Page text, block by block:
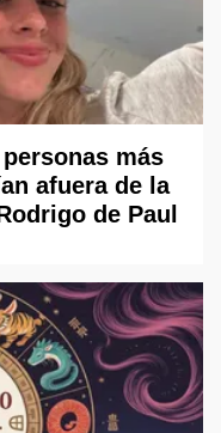
más
afuera de la
de Paul